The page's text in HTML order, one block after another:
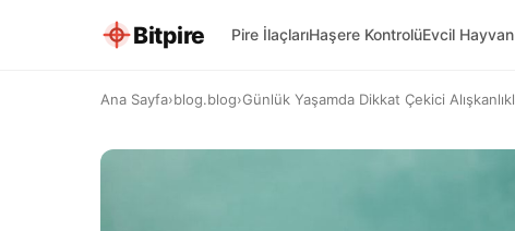
Bitpire Pire İlaçlarıHaşere KontrolüEvcil Hayvan
Ana Sayfa›blog.blog›Günlük Yaşamda Dikkat Çekici